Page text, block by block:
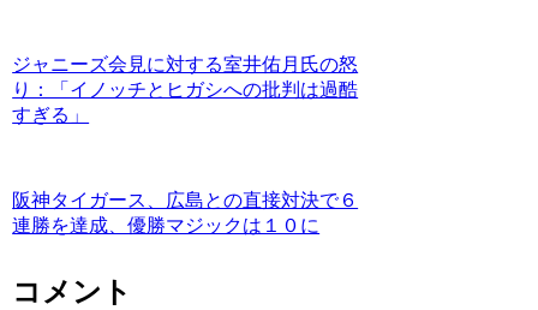
ジャニーズ会見に対する室井佑月氏の怒
り：「イノッチとヒガシへの批判は過酷
すぎる」
阪神タイガース、広島との直接対決で６
連勝を達成、優勝マジックは１０に
コメント